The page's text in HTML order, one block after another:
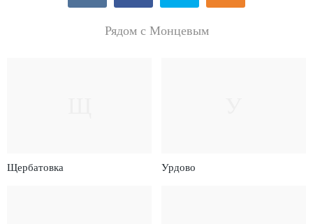
Рядом с Монцевым
Щербатовка Урдово